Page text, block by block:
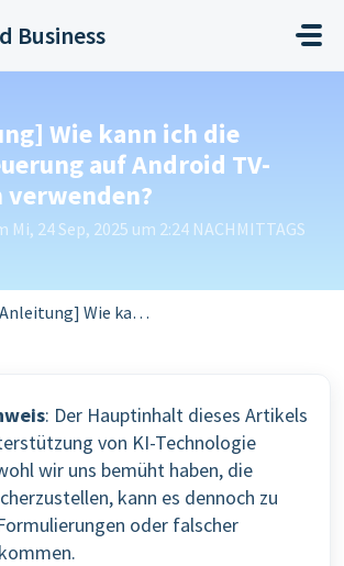
Inhalt gehen
Business
Wie kann ich die
auf Android TV-
verwenden?
Mi, 24 Sep, 2025 um 2:24 NACHMITTAGS
Wie kann ich die Fernsteuerung auf Android TV...
: Der Hauptinhalt dieses Artikels
von KI-Technologie
wir uns bemüht haben, die
kann es dennoch zu
oder falscher